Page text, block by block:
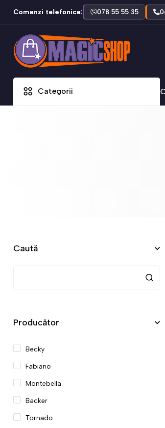
Comenzi telefonice: 078 55 55 35
Categorii
Caută
Producător
Becky
Fabiano
Montebella
Backer
Tornado